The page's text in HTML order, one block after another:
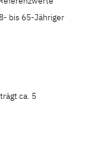
bis 65-Jähriger
ca. 5